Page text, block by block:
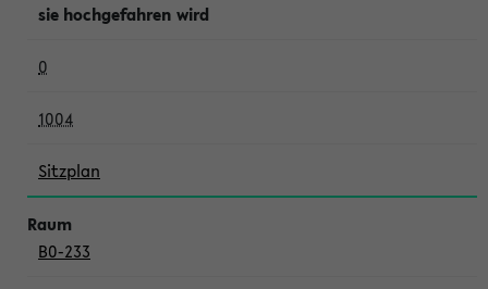
sie hochgefahren wird
0
1004
Sitzplan
B0-233